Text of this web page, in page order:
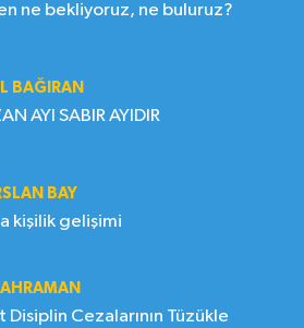
ne bekliyoruz, ne buluruz?
BAĞIRAN
AYI SABIR AYIDIR
BAY
kişilik gelişimi
Disiplin Cezalarının Tüzükle